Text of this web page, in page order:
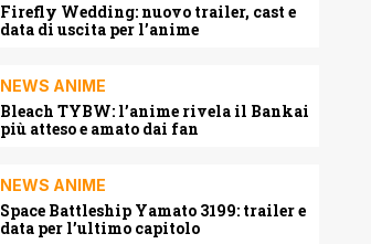
Firefly Wedding: nuovo trailer, cast e
data di uscita per l’anime
NEWS ANIME
Bleach TYBW: l’anime rivela il Bankai
più atteso e amato dai fan
NEWS ANIME
Space Battleship Yamato 3199: trailer e
data per l’ultimo capitolo